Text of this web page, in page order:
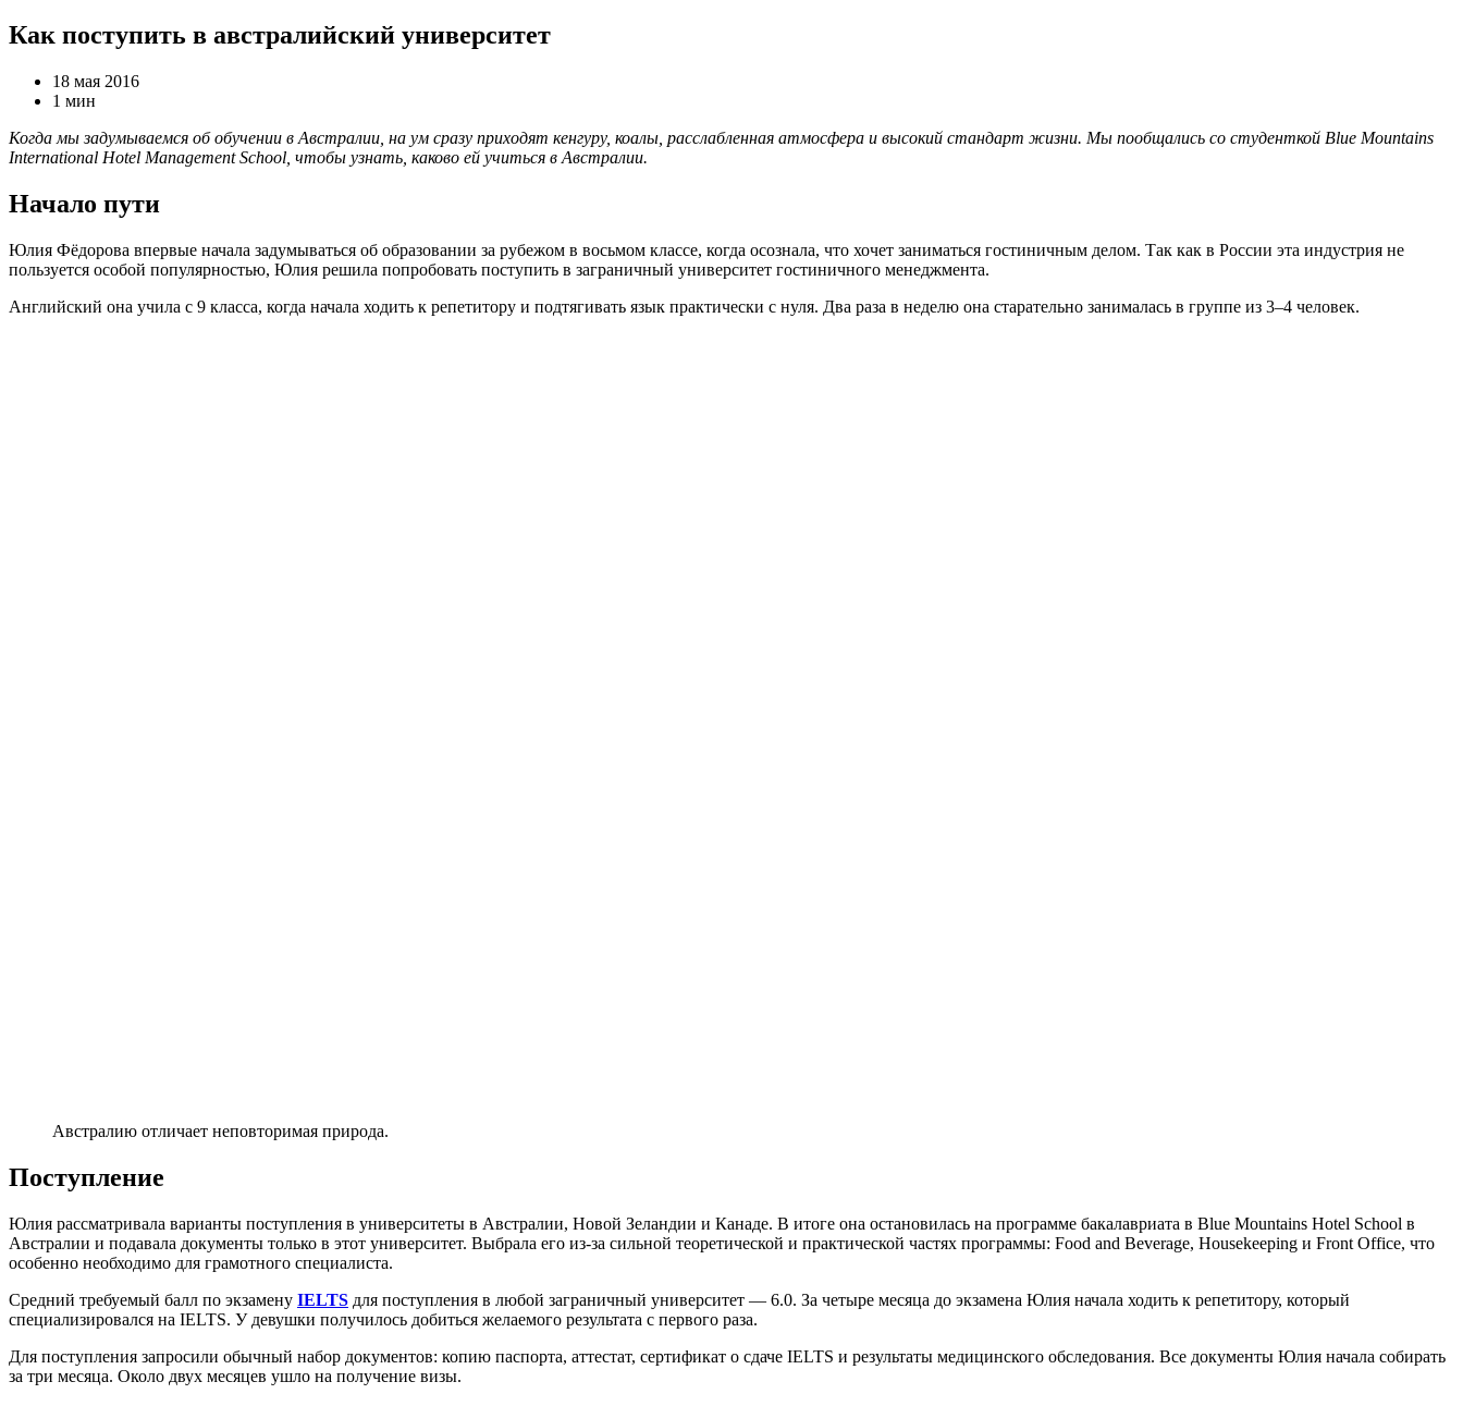
Как поступить в австралийский университет
18 мая 2016
1 мин
Когда мы задумываемся об обучении в Австралии, на ум сразу приходят кенгуру, коалы, расслабленная атмосфера и высокий стандарт жизни. Мы пообщались со студенткой Blue Mountains
International Hotel Management School, чтобы узнать, каково ей учиться в Австралии.
Начало пути
Юлия Фёдорова впервые начала задумываться об образовании за рубежом в восьмом классе, когда осознала, что хочет заниматься гостиничным делом. Так как в России эта индустрия не
пользуется особой популярностью, Юлия решила попробовать поступить в заграничный университет гостиничного менеджмента.
Английский она учила с 9 класса, когда начала ходить к репетитору и подтягивать язык практически с нуля. Два раза в неделю она старательно занималась в группе из 3–4 человек.
Австралию отличает неповторимая природа.
Поступление
Юлия рассматривала варианты поступления в университеты в Австралии, Новой Зеландии и Канаде. В итоге она остановилась на программе бакалавриата в Blue Mountains Hotel School в
Австралии и подавала документы только в этот университет. Выбрала его из-за сильной теоретической и практической частях программы: Food and Beverage, Housekeeping и Front Office, что
особенно необходимо для грамотного специалиста.
Средний требуемый балл по экзамену IELTS для поступления в любой заграничный университет — 6.0. За четыре месяца до экзамена Юлия начала ходить к репетитору, который
специализировался на IELTS. У девушки получилось добиться желаемого результата с первого раза.
Для поступления запросили обычный набор документов: копию паспорта, аттестат, сертификат о сдаче IELTS и результаты медицинского обследования. Все документы Юлия начала собирать
за три месяца. Около двух месяцев ушло на получение визы.